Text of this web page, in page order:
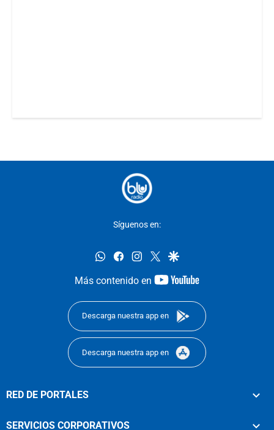
Síguenos en:
whatsappfacebookinstagram
twittergoogle
Más contenido en
youtube-
Descarga nuestra app en
Descarga nuestra app en
RED DE PORTALES
SERVICIOS CORPORATIVOS